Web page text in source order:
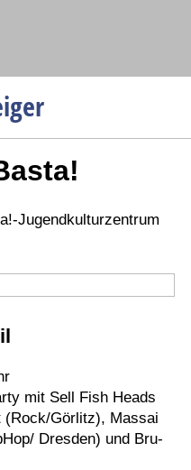
Jugendkulturzentrum
mit Sell Fish Heads
Görlitz), Massai
Dresden) und Bru-